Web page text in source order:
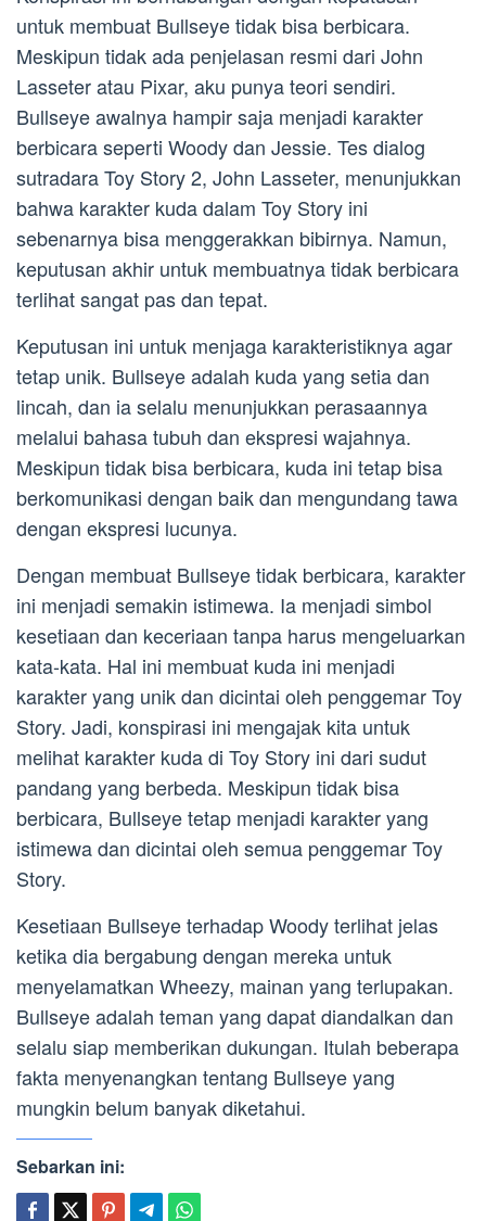
untuk membuat Bullseye tidak bisa berbicara.
Meskipun tidak ada penjelasan resmi dari John
Lasseter atau Pixar, aku punya teori sendiri.
Bullseye awalnya hampir saja menjadi karakter
berbicara seperti Woody dan Jessie. Tes dialog
sutradara Toy Story 2, John Lasseter, menunjukkan
bahwa karakter kuda dalam Toy Story ini
sebenarnya bisa menggerakkan bibirnya. Namun,
keputusan akhir untuk membuatnya tidak berbicara
terlihat sangat pas dan tepat.
Keputusan ini untuk menjaga karakteristiknya agar
tetap unik. Bullseye adalah kuda yang setia dan
lincah, dan ia selalu menunjukkan perasaannya
melalui bahasa tubuh dan ekspresi wajahnya.
Meskipun tidak bisa berbicara, kuda ini tetap bisa
berkomunikasi dengan baik dan mengundang tawa
dengan ekspresi lucunya.
Dengan membuat Bullseye tidak berbicara, karakter
ini menjadi semakin istimewa. Ia menjadi simbol
kesetiaan dan keceriaan tanpa harus mengeluarkan
kata-kata. Hal ini membuat kuda ini menjadi
karakter yang unik dan dicintai oleh penggemar Toy
Story. Jadi, konspirasi ini mengajak kita untuk
melihat karakter kuda di Toy Story ini dari sudut
pandang yang berbeda. Meskipun tidak bisa
berbicara, Bullseye tetap menjadi karakter yang
istimewa dan dicintai oleh semua penggemar Toy
Story.
Kesetiaan Bullseye terhadap Woody terlihat jelas
ketika dia bergabung dengan mereka untuk
menyelamatkan Wheezy, mainan yang terlupakan.
Bullseye adalah teman yang dapat diandalkan dan
selalu siap memberikan dukungan. Itulah beberapa
fakta menyenangkan tentang Bullseye yang
mungkin belum banyak diketahui.
Sebarkan ini: